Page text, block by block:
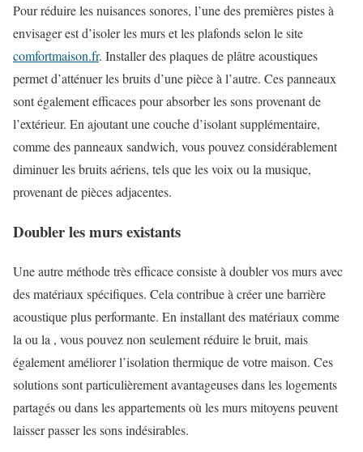
Pour réduire les nuisances sonores, l’une des premières pistes à
envisager est d’isoler les murs et les plafonds selon le site
comfortmaison.fr. Installer des plaques de plâtre acoustiques
permet d’atténuer les bruits d’une pièce à l’autre. Ces panneaux
sont également efficaces pour absorber les sons provenant de
l’extérieur. En ajoutant une couche d’isolant supplémentaire,
comme des panneaux sandwich, vous pouvez considérablement
diminuer les bruits aériens, tels que les voix ou la musique,
provenant de pièces adjacentes.
Doubler les murs existants
Une autre méthode très efficace consiste à doubler vos murs avec
des matériaux spécifiques. Cela contribue à créer une barrière
acoustique plus performante. En installant des matériaux comme
la ou la , vous pouvez non seulement réduire le bruit, mais
également améliorer l’isolation thermique de votre maison. Ces
solutions sont particulièrement avantageuses dans les logements
partagés ou dans les appartements où les murs mitoyens peuvent
laisser passer les sons indésirables.